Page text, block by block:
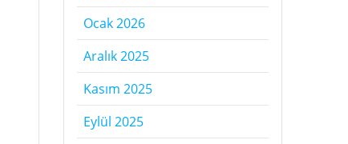
Ocak 2026
Aralık 2025
Kasım 2025
Eylül 2025